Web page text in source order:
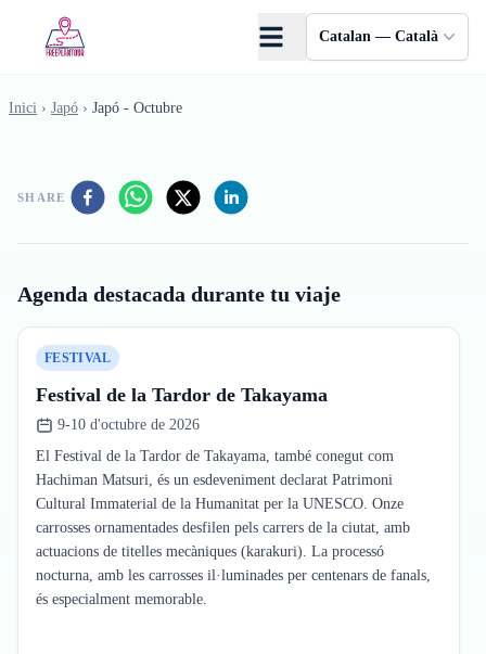
Catalan — Català
Inici › Japó › Japó - Octubre
SHARE
Agenda destacada durante tu viaje
FESTIVAL
Festival de la Tardor de Takayama
9-10 d'octubre de 2026
El Festival de la Tardor de Takayama, també conegut com
Hachiman Matsuri, és un esdeveniment declarat Patrimoni
Cultural Immaterial de la Humanitat per la UNESCO. Onze
carrosses ornamentades desfilen pels carrers de la ciutat, amb
actuacions de titelles mecàniques (karakuri). La processó
nocturna, amb les carrosses il·luminades per centenars de fanals,
és especialment memorable.